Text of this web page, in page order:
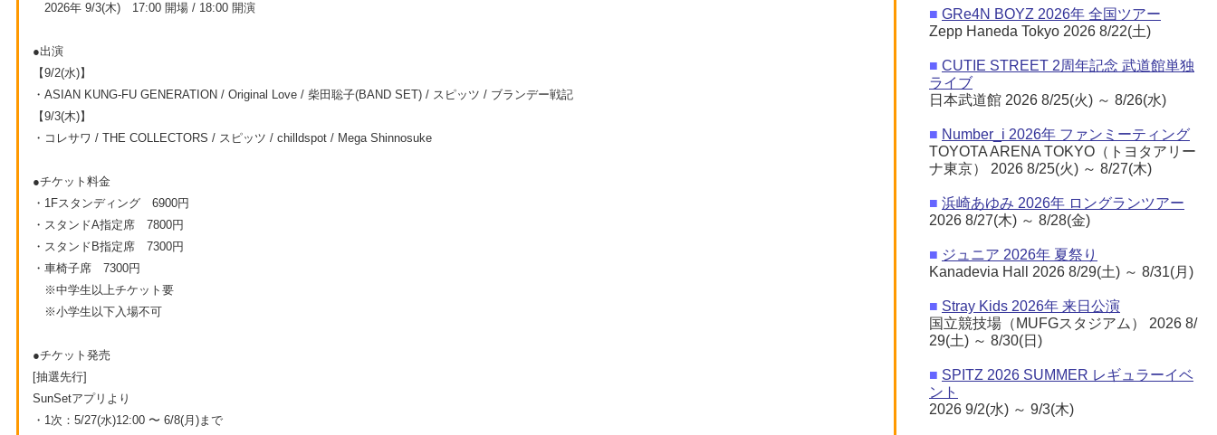
2026年 9/3(木) 17:00 開場 / 18:00 開演
●出演
【9/2(水)】
・ASIAN KUNG-FU GENERATION / Original Love / 柴田聡子(BAND SET) / スピッツ / ブランデー戦記
【9/3(木)】
・コレサワ / THE COLLECTORS / スピッツ / chilldspot / Mega Shinnosuke
●チケット料金
・1Fスタンディング 6900円
・スタンドA指定席 7800円
・スタンドB指定席 7300円
・車椅子席 7300円
※中学生以上チケット要
※小学生以下入場不可
●チケット発売
[抽選先行]
SunSetアプリより
・1次：5/27(水)12:00 〜 6/8(月)まで
■ GRe4N BOYZ 2026年 全国ツアー
Zepp Haneda Tokyo 2026 8/22(土)
■ CUTIE STREET 2周年記念 武道館単独
ライブ
日本武道館 2026 8/25(火) ～ 8/26(水)
■ Number_i 2026年 ファンミーティング
TOYOTA ARENA TOKYO（トヨタアリー
ナ東京） 2026 8/25(火) ～ 8/27(木)
■ 浜崎あゆみ 2026年 ロングランツアー
2026 8/27(木) ～ 8/28(金)
■ ジュニア 2026年 夏祭り
Kanadevia Hall 2026 8/29(土) ～ 8/31(月)
■ Stray Kids 2026年 来日公演
国立競技場（MUFGスタジアム） 2026 8/
29(土) ～ 8/30(日)
■ SPITZ 2026 SUMMER レギュラーイベ
ント
2026 9/2(水) ～ 9/3(木)